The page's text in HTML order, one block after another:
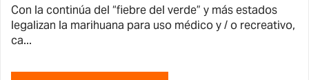
Con la continúa del “fiebre del verde” y más estados
legalizan la marihuana para uso médico y / o recreativo,
ca...